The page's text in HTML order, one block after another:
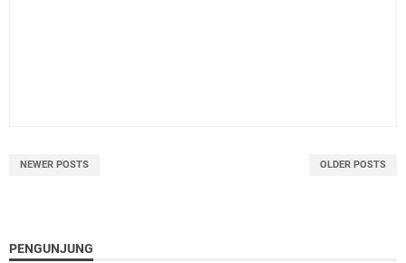
NEWER POSTS OLDER POSTS
PENGUNJUNG